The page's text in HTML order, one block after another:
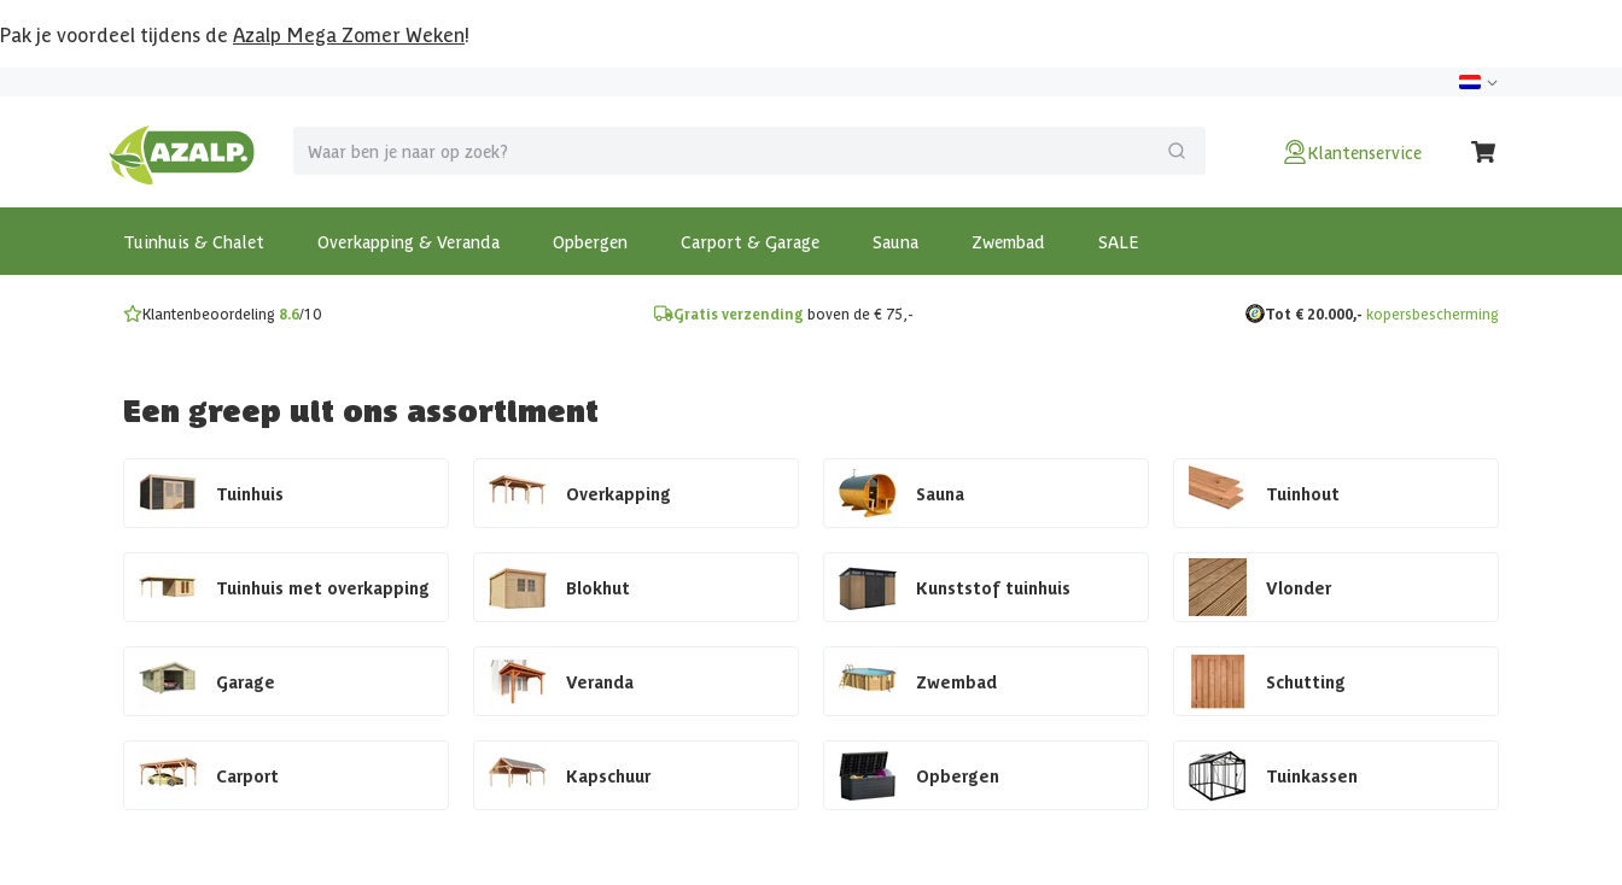
Pak je voordeel tijdens de Azalp Mega Zomer Weken!
Klantenservice
Tuinhuis & Chalet Overkapping & Veranda Opbergen Carport & Garage Sauna Zwembad SALE
MEGA zomer kortingen op overkappingen en tuinhuizen!
Bekijk de actiemodellen
Gratis wandplankset
Ontdek onze metalen overkappingen
Klantenbeoordeling 8.6/10 Gratis verzending boven de € 75,- Tot € 20.000,- kopersbescherming
Een greep uit ons assortiment
Tuinhuis Overkapping Sauna Tuinhout
Tuinhuis met overkapping Blokhut Kunststof tuinhuis Vlonder
Garage Veranda Zwembad Schutting
Carport Kapschuur Opbergen Tuinkassen